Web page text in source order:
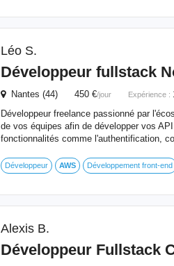
Léo S.
Développeur fullstack
Nantes (44) 450 €/jour Expérience :
Développeur freelance passionné par
de vos équipes afin de développer vos
fonctionnalités comme l'authentification,
Développeur AWS Développement front-end
Alexis B.
Développeur Fullstack